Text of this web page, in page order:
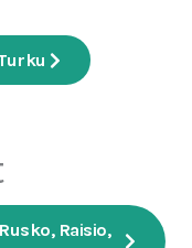
Raisio,